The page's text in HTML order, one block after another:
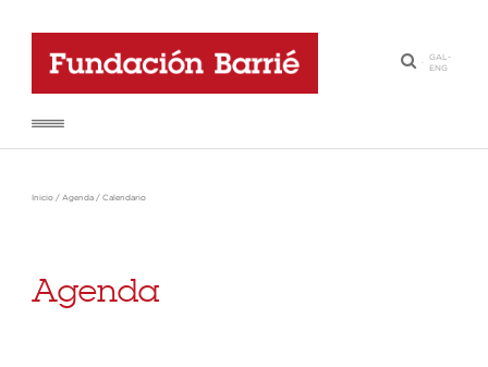
·
GAL-
ENG
Inicio / Agenda / Calendario
Agenda